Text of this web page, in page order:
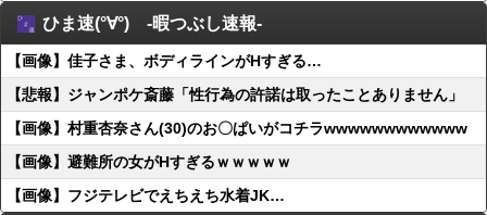
ひま速(°∀°) -暇つぶし速報-
【画像】佳子さま、ボディラインがHすぎる…
【悲報】ジャンポケ斎藤「性行為の許諾は取ったことありません」
【画像】村重杏奈さん(30)のお〇ぱいがコチラwwwwwwwwwwww
【画像】避難所の女がHすぎるｗｗｗｗｗ
【画像】フジテレビでえちえち水着JK…